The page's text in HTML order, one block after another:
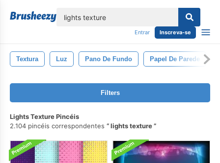
Entrar Inscreva-se
Textura Luz Pano De Fundo Papel De Parede
Filters
Lights Texture Pincéis
2.104 pincéis correspondentes
lights texture